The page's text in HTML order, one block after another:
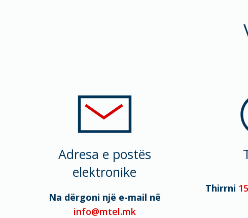
Adresa e postës
elektronike
Na dërgoni një e-mail në
info@mtel.mk
Thirrni